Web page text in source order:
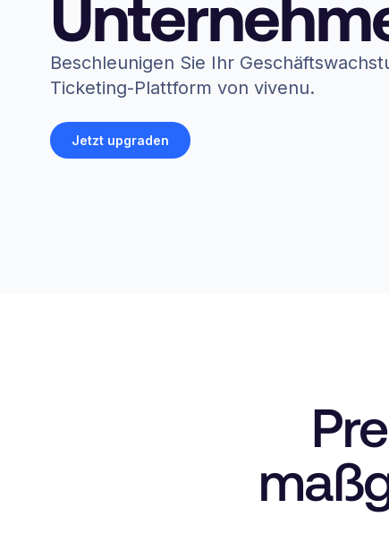
Beschleunigen Sie Ihr
Ticketing-Plattform von vivenu.
Jetzt upgraden